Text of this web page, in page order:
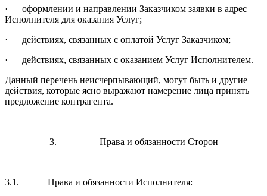
· оформлении и направлении Заказчиком заявки в адрес
Исполнителя для оказания Услуг;
· действиях, связанных с оплатой Услуг Заказчиком;
· действиях, связанных с оказанием Услуг Исполнителем.
Данный перечень неисчерпывающий, могут быть и другие
действия, которые ясно выражают намерение лица принять
предложение контрагента.
3. Права и обязанности Сторон
3.1. Права и обязанности Исполнителя: